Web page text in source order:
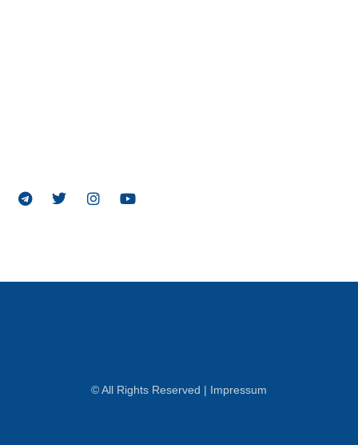
© All Rights Reserved | Impressum